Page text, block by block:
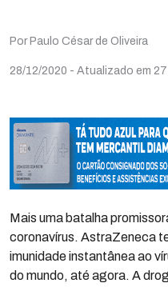
Por Paulo César de Oliveira
28/12/2020 - Atualizado em
Mais uma batalha
coronavírus. AstraZeneca
imunidade instantânea ao
do mundo, até agora. A